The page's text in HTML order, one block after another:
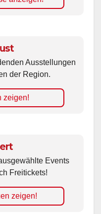
Ausstellungen
der Region.
zeigen!
Events
Freitickets!
zeigen!